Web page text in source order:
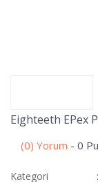
Eighteeth EPex
(0) Yorum - 0
Kategori